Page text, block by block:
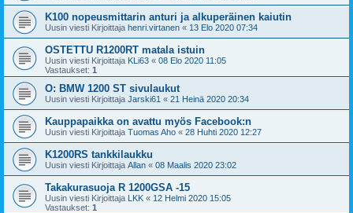
K100 nopeusmittarin anturi ja alkuperäinen kaiutin
Uusin viesti Kirjoittaja henri.virtanen « 13 Elo 2020 07:34
OSTETTU R1200RT matala istuin
Uusin viesti Kirjoittaja KLi63 « 08 Elo 2020 11:05
Vastaukset: 1
O: BMW 1200 ST sivulaukut
Uusin viesti Kirjoittaja Jarski61 « 21 Heinä 2020 20:34
Kauppapaikka on avattu myös Facebook:n
Uusin viesti Kirjoittaja Tuomas Aho « 28 Huhti 2020 12:27
K1200RS tankkilaukku
Uusin viesti Kirjoittaja Allan « 08 Maalis 2020 23:02
Takakurasuoja R 1200GSA -15
Uusin viesti Kirjoittaja LKK « 12 Helmi 2020 15:05
Vastaukset: 1